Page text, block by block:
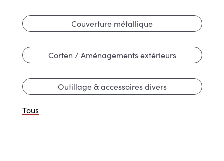
Couverture métallique
Corten / Aménagements extérieurs
Outillage & accessoires divers
Tous